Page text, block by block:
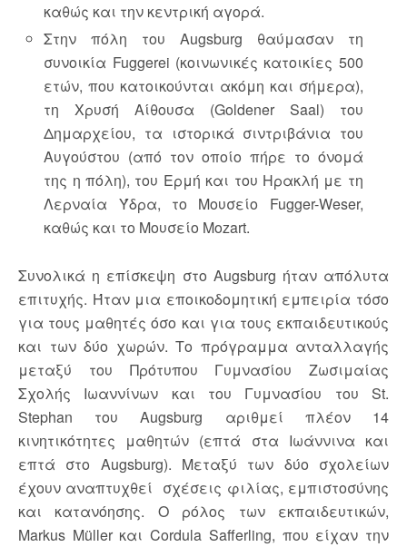
καθώς και την κεντρική αγορά.
Στην πόλη του Augsburg θαύμασαν τη
συνοικία Fuggerei (κοινωνικές κατοικίες 500
ετών, που κατοικούνται ακόμη και σήμερα),
τη Χρυσή Αίθουσα (Goldener Saal) του
Δημαρχείου, τα ιστορικά σιντριβάνια του
Αυγούστου (από τον οποίο πήρε το όνομά
της η πόλη), του Ερμή και του Ηρακλή με τη
Λερναία Ύδρα, το Μουσείο Fugger-Weser,
καθώς και το Μουσείο Mozart.
Συνολικά η επίσκεψη στο Augsburg ήταν απόλυτα
επιτυχής. Ήταν μια εποικοδομητική εμπειρία τόσο
για τους μαθητές όσο και για τους εκπαιδευτικούς
και των δύο χωρών. Το πρόγραμμα ανταλλαγής
μεταξύ του Πρότυπoυ Γυμνασίου Ζωσιμαίας
Σχολής Ιωαννίνων και του Γυμνασίου του St.
Stephan του Augsburg αριθμεί πλέον 14
κινητικότητες μαθητών (επτά στα Ιωάννινα και
επτά στο Augsburg). Μεταξύ των δύο σχολείων
έχουν αναπτυχθεί σχέσεις φιλίας, εμπιστοσύνης
και κατανόησης. Ο ρόλος των εκπαιδευτικών,
Μarkus Müller και Cordula Safferling, που είχαν την